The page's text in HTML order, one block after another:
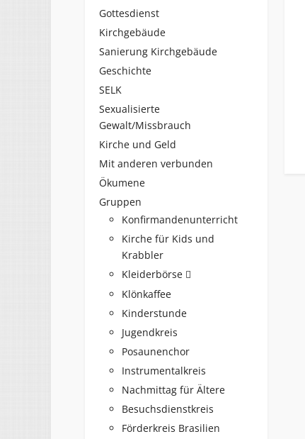
Gottesdienst
Kirchgebäude
Sanierung Kirchgebäude
Geschichte
SELK
Sexualisierte
Gewalt/Missbrauch
Kirche und Geld
Mit anderen verbunden
Ökumene
Gruppen
Konfirmandenunterricht
Kirche für Kids und
Krabbler
Kleiderbörse
Klönkaffee
Kinderstunde
Jugendkreis
Posaunenchor
Instrumentalkreis
Nachmittag für Ältere
Besuchsdienstkreis
Förderkreis Brasilien